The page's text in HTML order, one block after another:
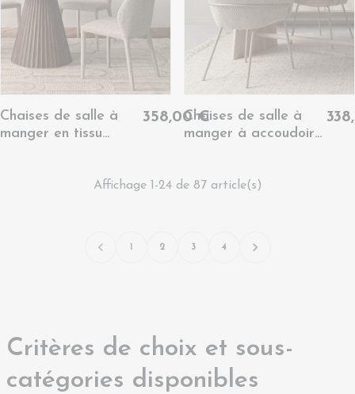
Chaises de salle à
manger en tissu
358,00 €Chaises de salle à
manger à accoudoirs
Affichage 1-24 de 87 article(s)
 1 2 3 4 
Critères de choix et sous-
catégories disponibles